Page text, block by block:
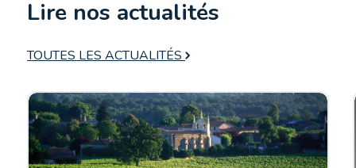
Lire nos actualités
TOUTES LES ACTUALITÉS